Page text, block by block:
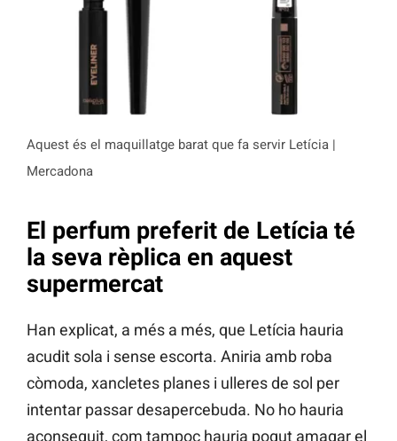
Aquest és el maquillatge barat que fa servir Letícia |
Mercadona
El perfum preferit de Letícia té
la seva rèplica en aquest
supermercat
Han explicat, a més a més, que Letícia hauria
acudit sola i sense escorta. Aniria amb roba
còmoda, xancletes planes i ulleres de sol per
intentar passar desapercebuda. No ho hauria
aconseguit, com tampoc hauria pogut amagar el